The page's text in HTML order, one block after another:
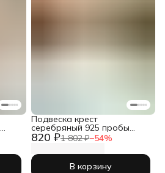
820 ₽1 802 ₽−54%
Подвеска крест
серебряный 925 пробы
православный
В корзину